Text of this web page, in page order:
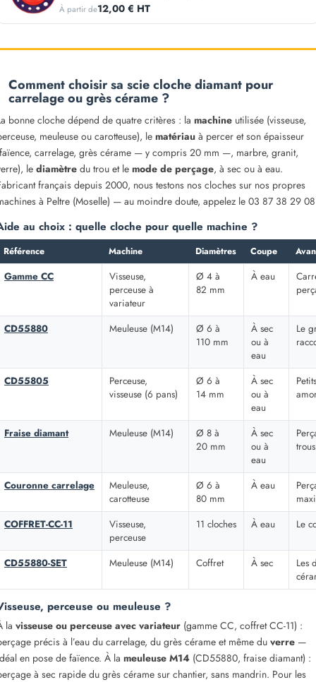
À partir de12,00 € HT
Comment choisir sa scie cloche diamant pour
carrelage ou grès cérame ?
bonne cloche dépend de quatre critères : la machine utilisée (visseuse,
meuleuse ou carotteuse), le matériau à percer et son épaisseur
carrelage, grès cérame — y compris 20 mm —, marbre, granit,
le diamètre du trou et le mode de perçage, à sec ou à eau.
français depuis 2000, nous testons nos cloches sur nos propres
à Peltre (Moselle) — au moindre doute, appelez le 03 87 38 29
au choix : quelle cloche pour quelle machine ?
Référence Machine Diamètres Coupe
Gamme CC
Visseuse,
perceuse à
variateur
Ø 4 à
82 mm
À eau
CD55880 Meuleuse (M14)
Ø 6 à
110 mm
À sec
ou à
eau
Le
CD55805
Perceuse,
visseuse (6 pans)
Ø 6 à
14 mm
À sec
ou à
eau
Fraise diamant Meuleuse (M14)
Ø 8 à
20 mm
À sec
ou à
eau
Couronne carrelage
Meuleuse,
carotteuse
Ø 6 à
80 mm
À eau
COFFRET-CC-11
Visseuse,
perceuse
11 cloches À eau Le
CD55880-SET Meuleuse (M14) Coffret À sec
Les
perceuse ou meuleuse ?
la visseuse ou perceuse avec variateur (gamme CC, coffret CC-11) :
précis à l’eau du carrelage, du grès cérame et même du verre —
en pose de faïence. À la meuleuse M14 (CD55880, fraise diamant) :
à sec rapide du grès cérame sur chantier, sans mandrin. Pour les